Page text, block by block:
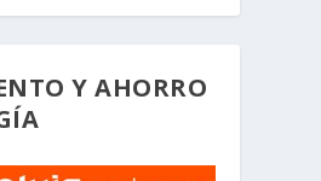
Y AHORRO